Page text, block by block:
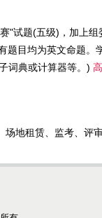
"试题(五级)，加上组
题目均为英文命题。
词典或计算器等。)
地租赁、监考、评审